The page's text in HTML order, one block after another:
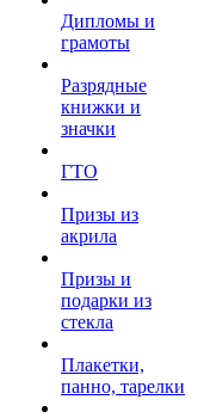
Дипломы и
грамоты
Разрядные
книжки и
значки
ГТО
Призы из
акрила
Призы и
подарки из
стекла
Плакетки,
панно, тарелки